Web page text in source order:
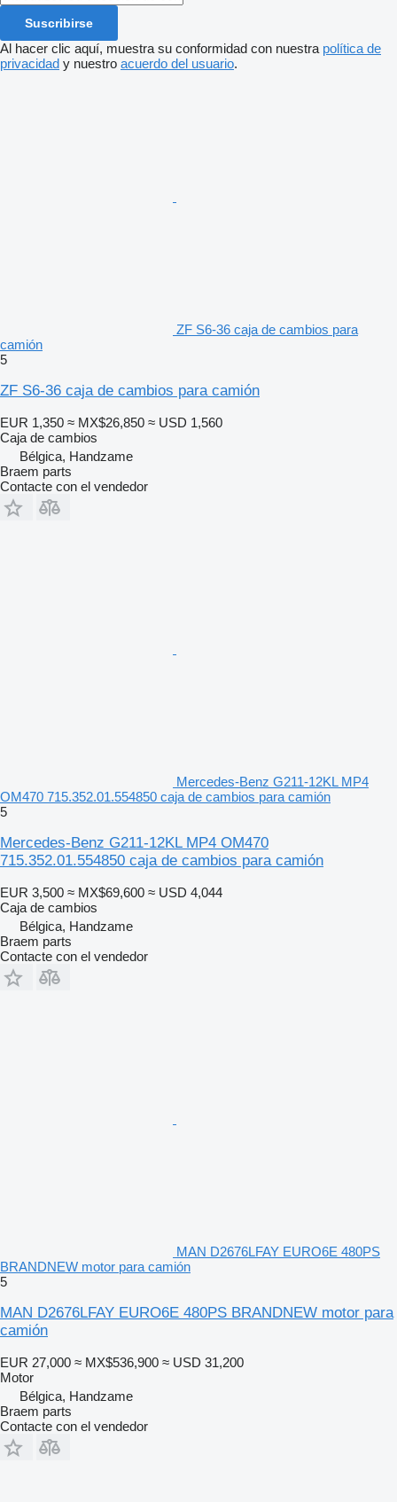
Suscribirse
Al hacer clic aquí, muestra su conformidad con nuestra política de
privacidad y nuestro acuerdo del usuario.
ZF S6-36 caja de cambios para
camión
5
ZF S6-36 caja de cambios para camión
EUR 1,350 ≈ MX$26,850 ≈ USD 1,560
Caja de cambios
Bélgica, Handzame
Braem parts
Contacte con el vendedor
Mercedes-Benz G211-12KL MP4
OM470 715.352.01.554850 caja de cambios para camión
5
Mercedes-Benz G211-12KL MP4 OM470
715.352.01.554850 caja de cambios para camión
EUR 3,500 ≈ MX$69,600 ≈ USD 4,044
Caja de cambios
Bélgica, Handzame
Braem parts
Contacte con el vendedor
MAN D2676LFAY EURO6E 480PS
BRANDNEW motor para camión
5
MAN D2676LFAY EURO6E 480PS BRANDNEW motor para
camión
EUR 27,000 ≈ MX$536,900 ≈ USD 31,200
Motor
Bélgica, Handzame
Braem parts
Contacte con el vendedor